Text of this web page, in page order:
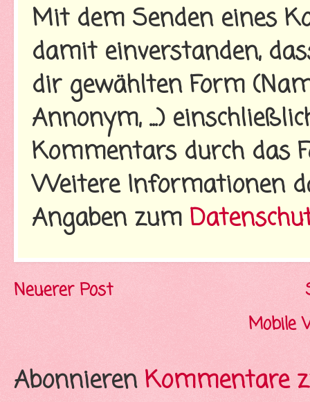
Mit dem Senden eines
damit einverstanden,
dir gewählten Form
Annonym, ...)
Kommentars durch das
Weitere Informationen
Angaben zum
Neuerer Post
Mobile
Abonnieren Kommentare